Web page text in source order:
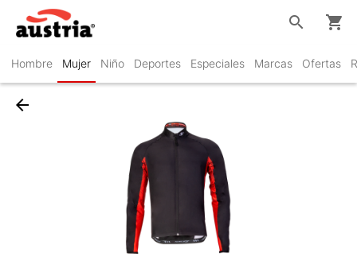
Hombre Mujer Niño Deportes Especiales Marcas Ofertas
search shopping_cart
arrow_back